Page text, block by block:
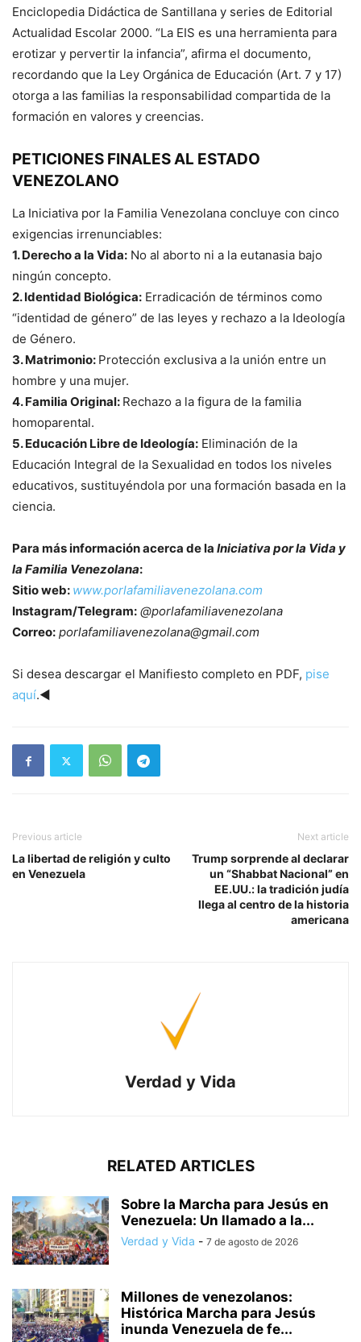
Enciclopedia Didáctica de Santillana y series de Editorial
Actualidad Escolar 2000. “La EIS es una herramienta para
erotizar y pervertir la infancia”, afirma el documento,
recordando que la Ley Orgánica de Educación (Art. 7 y 17)
otorga a las familias la responsabilidad compartida de la
formación en valores y creencias.
PETICIONES FINALES AL ESTADO
VENEZOLANO
La Iniciativa por la Familia Venezolana concluye con cinco
exigencias irrenunciables:
1. Derecho a la Vida: No al aborto ni a la eutanasia bajo
ningún concepto.
2. Identidad Biológica: Erradicación de términos como
“identidad de género” de las leyes y rechazo a la Ideología
de Género.
3. Matrimonio: Protección exclusiva a la unión entre un
hombre y una mujer.
4. Familia Original: Rechazo a la figura de la familia
homoparental.
5. Educación Libre de Ideología: Eliminación de la
Educación Integral de la Sexualidad en todos los niveles
educativos, sustituyéndola por una formación basada en la
ciencia.
Para más información acerca de la Iniciativa por la Vida y
la Familia Venezolana:
Sitio web: www.porlafamiliavenezolana.com
Instagram/Telegram: @porlafamiliavenezolana
Correo: porlafamiliavenezolana@gmail.com
Si desea descargar el Manifiesto completo en PDF, pise
aquí.◄
Previous article
La libertad de religión y culto
en Venezuela
Next article
Trump sorprende al declarar
un “Shabbat Nacional” en
EE.UU.: la tradición judía
llega al centro de la historia
americana
Verdad y Vida
RELATED ARTICLES
Sobre la Marcha para Jesús en
Venezuela: Un llamado a la...
Verdad y Vida - 7 de agosto de 2026
Millones de venezolanos:
Histórica Marcha para Jesús
inunda Venezuela de fe...